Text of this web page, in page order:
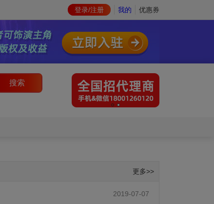
登录/注册 我的 优惠券
搜索
更多>>
2019-07-07